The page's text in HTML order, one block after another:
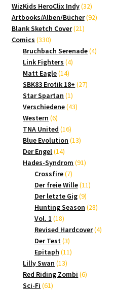
Produkte
WizKids HeroClix Indy 3232
Produkte
Artbooks/Alben/Bücher 9292
Blank Sketch Cover 2121
Comics 330330
Produkte
Bruchbach Serenade 44
Link Fighters 44
Matt Eagle 1414
Produkte
SBK83 Erotik 18+ 2727
Star Spartan 11
Produkt
Verschiedene 4343
Western 66
Produkte
TNA United 1616
Produkte
Blue Evolution 1313
Der Engel 1414
Produkte
Hades-Syndrom 9191
Crossfire 77
Produkte
Der freie Wille 1111
Der letzte Gig 99
Produkte
Hunting Season 2828
Vol. 1 1818
Produkte
Revised Hardcover 44
Der Test 33
Produkte
Epitaph 1111
Lilly Swan 1313
Produkte
Red Riding Zombi 66
Sci-Fi 6161